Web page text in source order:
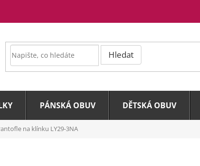
Hledat
PÁNSKÁ OBUV DĚTSKÁ OBUV
na klínku LY29-3NA